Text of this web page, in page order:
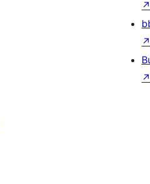
↗
↗
↗